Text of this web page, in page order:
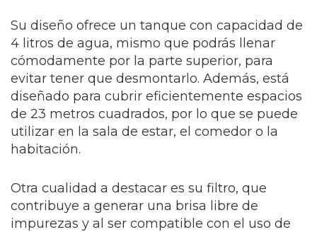
Su diseño ofrece un tanque con capacidad de
4 litros de agua, mismo que podrás llenar
cómodamente por la parte superior, para
evitar tener que desmontarlo. Además, está
diseñado para cubrir eficientemente espacios
de 23 metros cuadrados, por lo que se puede
utilizar en la sala de estar, el comedor o la
habitación.
Otra cualidad a destacar es su filtro, que
contribuye a generar una brisa libre de
impurezas y al ser compatible con el uso de